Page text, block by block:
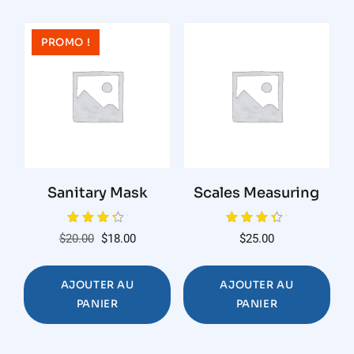
PROMO !
Sanitary Mask
Note
4.00
$20.00 Le
initial
était :
$18.00Le
actuel
$18.00.
AJOUTER AU
PANIER
Scales Measuring
Note
4.00
$25.00
AJOUTER AU
PANIER